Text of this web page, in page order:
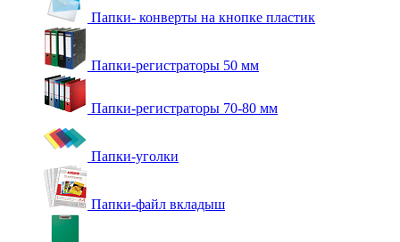
Папки- конверты на кнопке пластик
Папки-регистраторы 50 мм
Папки-регистраторы 70-80 мм
Папки-уголки
Папки-файл вкладыш